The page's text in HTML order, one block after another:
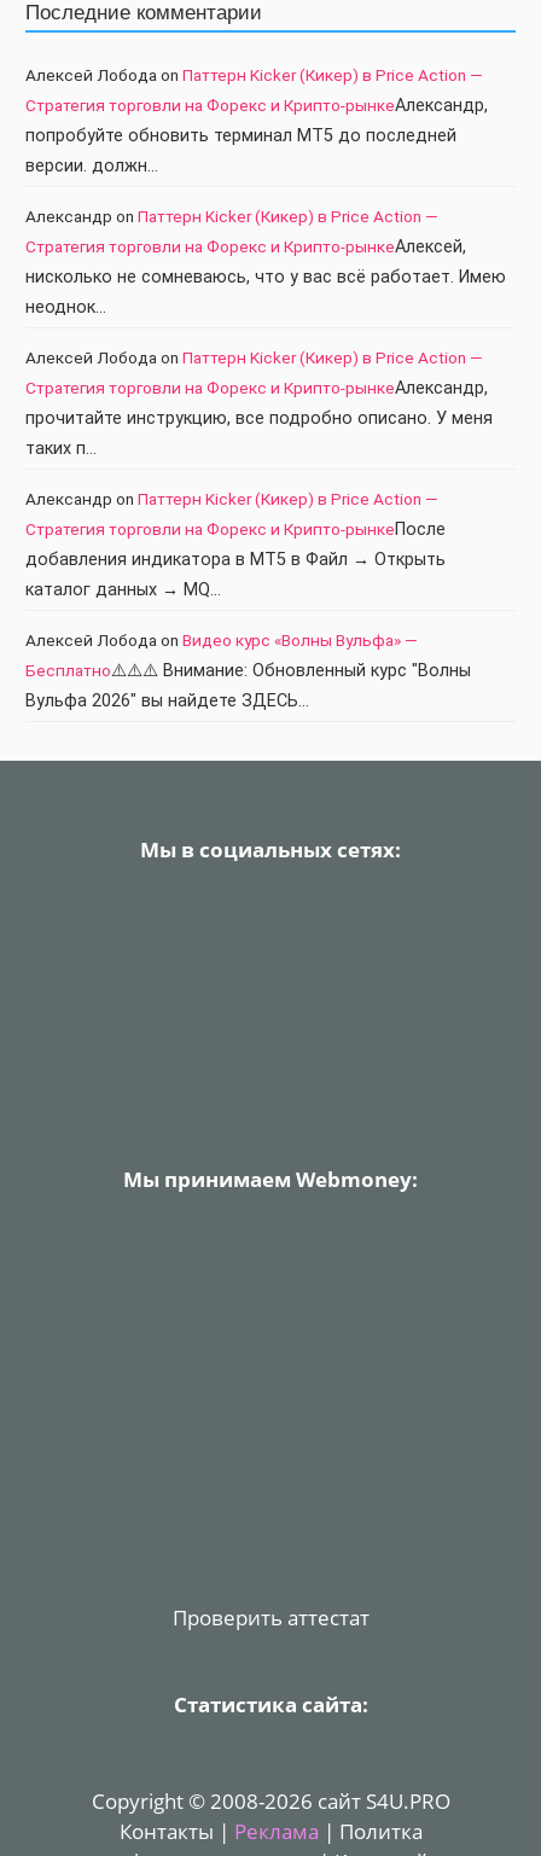
Последние комментарии
Алексей Лобода on Паттерн Kicker (Кикер) в Price Action —
Стратегия торговли на Форекс и Крипто-рынкеАлександр,
попробуйте обновить терминал МТ5 до последней
версии. должн…
Александр on Паттерн Kicker (Кикер) в Price Action —
Стратегия торговли на Форекс и Крипто-рынкеАлексей,
нисколько не сомневаюсь, что у вас всё работает. Имею
неоднок…
Алексей Лобода on Паттерн Kicker (Кикер) в Price Action —
Стратегия торговли на Форекс и Крипто-рынкеАлександр,
прочитайте инструкцию, все подробно описано. У меня
таких п…
Александр on Паттерн Kicker (Кикер) в Price Action —
Стратегия торговли на Форекс и Крипто-рынкеПосле
добавления индикатора в МТ5 в Файл → Открыть
каталог данных → MQ…
Алексей Лобода on Видео курс «Волны Вульфа» —
Бесплатно⚠️⚠️⚠️ Внимание: Обновленный курс "Волны
Вульфа 2026" вы найдете ЗДЕСЬ…
Мы в социальных сетях:
Мы принимаем Webmoney:
Проверить аттестат
Статистика сайта:
Copyright © 2008-2026 сайт S4U.PRO
Контакты | Реклама | Политка